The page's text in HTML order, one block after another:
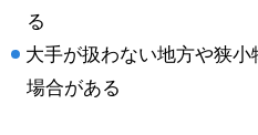
る
大手が扱わない地方や狭
場合がある